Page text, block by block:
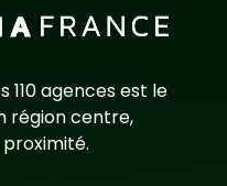
110 agences est le
région centre,